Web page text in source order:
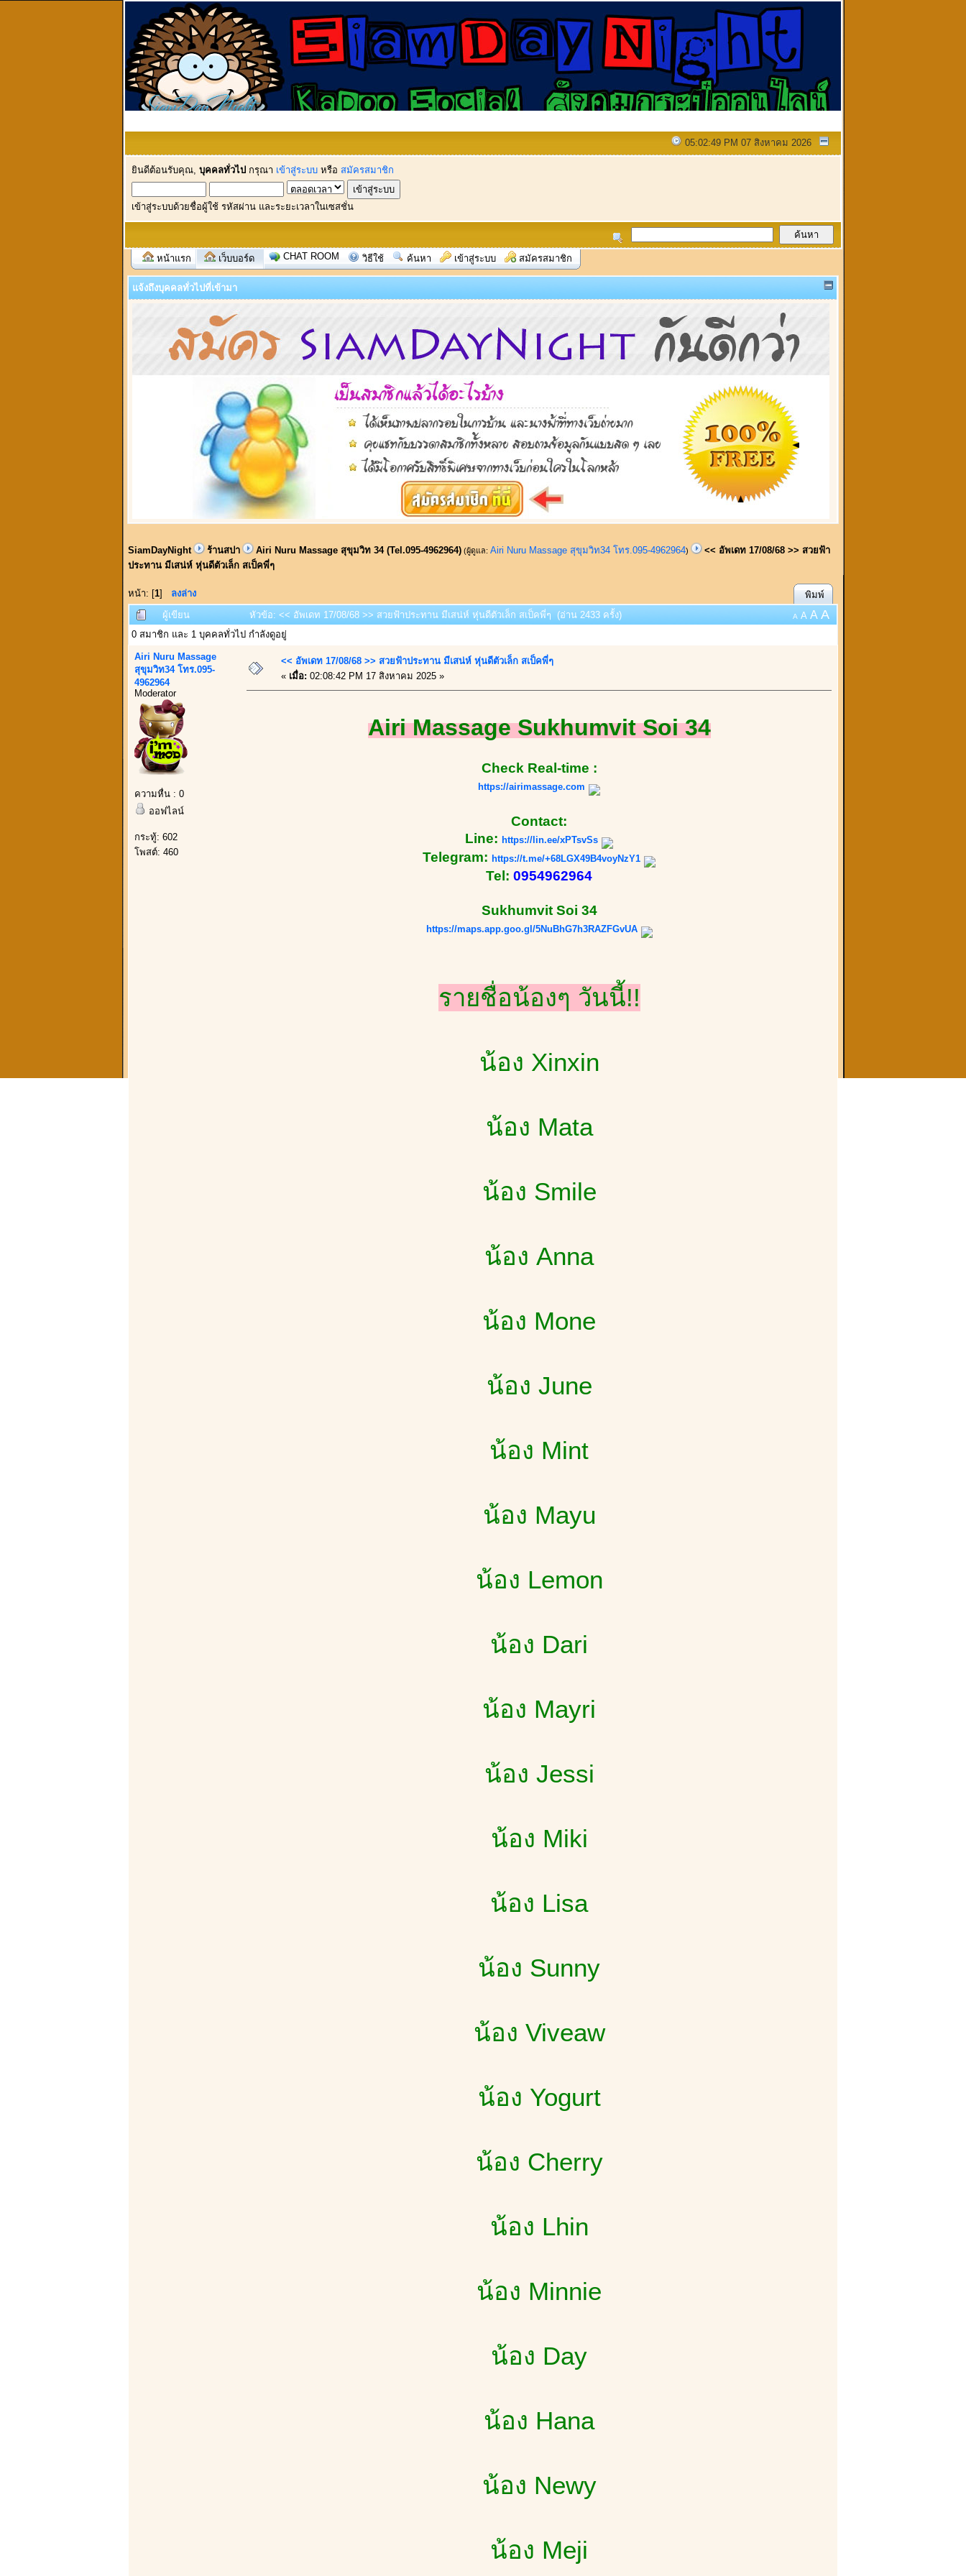
05:02:49 PM 07 สิงหาคม 2026
ยินดีต้อนรับคุณ, บุคคลทั่วไป กรุณา เข้าสู่ระบบ หรือ สมัครสมาชิก
เข้าสู่ระบบด้วยชื่อผู้ใช้ รหัสผ่าน และระยะเวลาในเซสชั่น
หน้าแรก เว็บบอร์ด CHAT ROOM วิธีใช้ ค้นหา เข้าสู่ระบบ สมัครสมาชิก
แจ้งถึงบุคคลทั่วไปที่เข้ามา
SiamDayNight ร้านสปา Airi Nuru Massage สุขุมวิท 34 (Tel.095-4962964) (ผู้ดูแล: Airi Nuru Massage สุขุมวิท34 โทร.095-4962964)
<< อัพเดท 17/08/68 >> สวยฟ้า
ประทาน มีเสน่ห์ หุ่นดีตัวเล็ก สเป็คพี่ๆ
หน้า: [1] ลงล่าง
พิมพ์
ผู้เขียน
หัวข้อ: << อัพเดท 17/08/68 >> สวยฟ้าประทาน มีเสน่ห์ หุ่นดีตัวเล็ก สเป็คพี่ๆ (อ่าน 2433 ครั้ง) A A A A
0 สมาชิก และ 1 บุคคลทั่วไป กำลังดูอยู่
Airi Nuru Massage
สุขุมวิท34 โทร.095-
4962964
Moderator
ความหื่น : 0
ออฟไลน์
กระทู้: 602
โพสต์: 460
<< อัพเดท 17/08/68 >> สวยฟ้าประทาน มีเสน่ห์ หุ่นดีตัวเล็ก สเป็คพี่ๆ
« เมื่อ: 02:08:42 PM 17 สิงหาคม 2025 »
Airi Massage Sukhumvit Soi 34
Check Real-time :
https://airimassage.com
Contact:
Line: https://lin.ee/xPTsvSs
Telegram: https://t.me/+68LGX49B4voyNzY1
Tel: 0954962964
Sukhumvit Soi 34
https://maps.app.goo.gl/5NuBhG7h3RAZFGvUA
รายชื่อน้องๆ วันนี้!!
น้อง Xinxin
น้อง Mata
น้อง Smile
น้อง Anna
น้อง Mone
น้อง June
น้อง Mint
น้อง Mayu
น้อง Lemon
น้อง Dari
น้อง Mayri
น้อง Jessi
น้อง Miki
น้อง Lisa
น้อง Sunny
น้อง Viveaw
น้อง Yogurt
น้อง Cherry
น้อง Lhin
น้อง Minnie
น้อง Day
น้อง Hana
น้อง Newy
น้อง Meji